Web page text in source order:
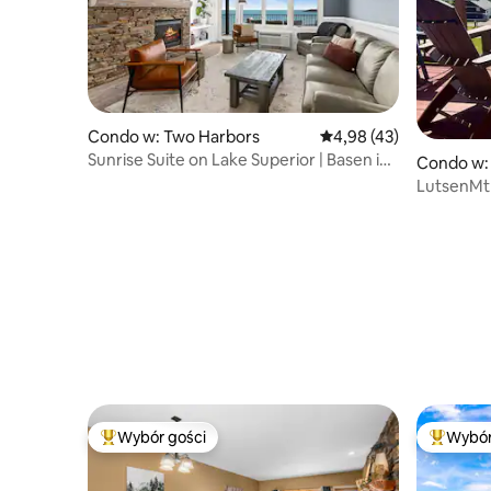
Condo w: Two Harbors Średnia ocena: 4,98
4,98 (43)
Sunrise Suite on Lake Superior | Basen i
Condo
LutsenMt
Najpopularniejsze z kategorii Wybór gości
Wybór gości